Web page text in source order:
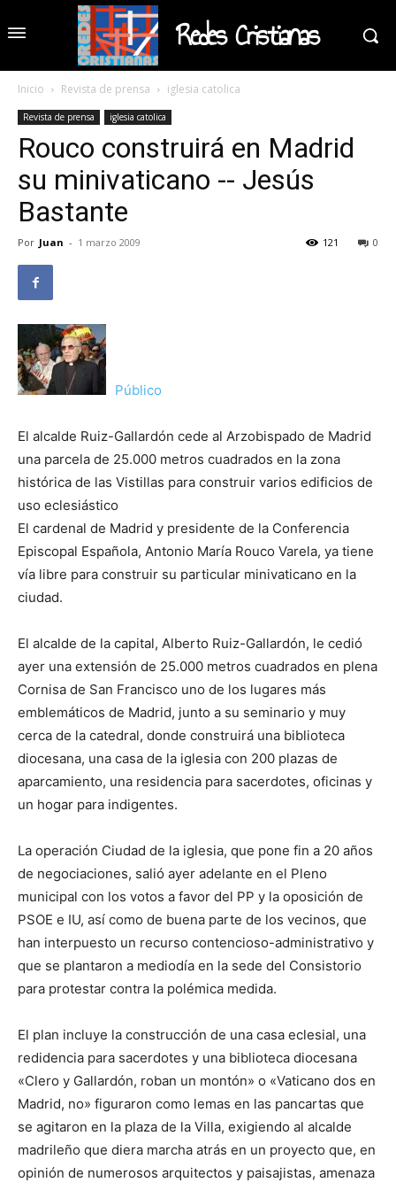
Redes Cristianas
Inicio Revista de prensa iglesia catolica
Revista de prensa iglesia catolica
Rouco construirá en Madrid
su minivaticano -- Jesús
Bastante
Por Juan - 1 marzo 2009 0
121
Público
El alcalde Ruiz-Gallardón cede al Arzobispado de Madrid
una parcela de 25.000 metros cuadrados en la zona
histórica de las Vistillas para construir varios edificios de
uso eclesiástico
El cardenal de Madrid y presidente de la Conferencia
Episcopal Española, Antonio María Rouco Varela, ya tiene
vía libre para construir su particular minivaticano en la
ciudad.
El alcalde de la capital, Alberto Ruiz-Gallardón, le cedió
ayer una extensión de 25.000 metros cuadrados en plena
Cornisa de San Francisco uno de los lugares más
emblemáticos de Madrid, junto a su seminario y muy
cerca de la catedral, donde construirá una biblioteca
diocesana, una casa de la iglesia con 200 plazas de
aparcamiento, una residencia para sacerdotes, oficinas y
un hogar para indigentes.
La operación Ciudad de la iglesia, que pone fin a 20 años
de negociaciones, salió ayer adelante en el Pleno
municipal con los votos a favor del PP y la oposición de
PSOE e IU, así como de buena parte de los vecinos, que
han interpuesto un recurso contencioso-administrativo y
que se plantaron a mediodía en la sede del Consistorio
para protestar contra la polémica medida.
El plan incluye la construcción de una casa eclesial, una
redidencia para sacerdotes y una biblioteca diocesana
«Clero y Gallardón, roban un montón» o «Vaticano dos en
Madrid, no» figuraron como lemas en las pancartas que
se agitaron en la plaza de la Villa, exigiendo al alcalde
madrileño que diera marcha atrás en un proyecto que, en
opinión de numerosos arquitectos y paisajistas, amenaza